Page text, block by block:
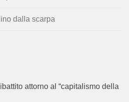
dalla scarpa
attorno al “capitalismo della